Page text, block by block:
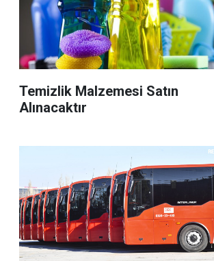
Temizlik Malzemesi Satın
Alınacaktır